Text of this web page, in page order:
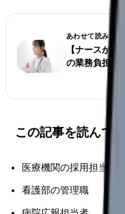
あわせて読みたい
【ナースが
の業務負担と
この記事を読んでほ
医療機関の採用担当者
看護部の管理職